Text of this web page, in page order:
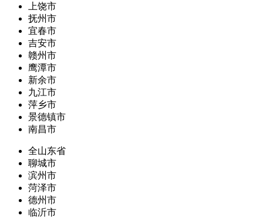
上饶市
抚州市
宜春市
吉安市
赣州市
鹰潭市
新余市
九江市
萍乡市
景德镇市
南昌市
全山东省
聊城市
滨州市
菏泽市
德州市
临沂市